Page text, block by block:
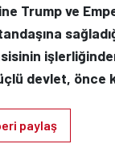
Trump ve
devlet, önce
paylaş